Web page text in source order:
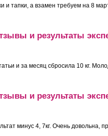
тапки, а взамен требуем на 8
и результаты
и за месяц сбросила 10 кг.
и результаты
минус 4, 7кг. Очень довольна,